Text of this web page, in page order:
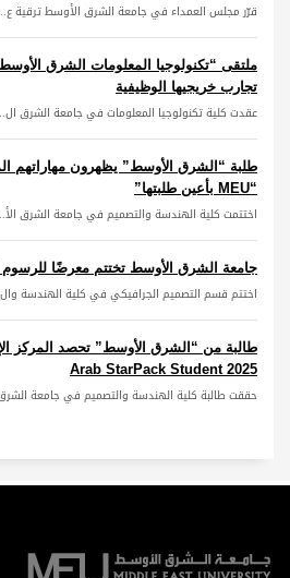
قرّر مجلس العمداء في جامعة الشرق الأوسط ترقية
ملتقى “تكنولوجيا المعلومات الشرق
تجارب خريجيها الوظيفية
عقدت كلية تكنولوجيا المعلومات في جامعة الشرق
طلبة “الشرق الأوسط” يظهرون مهاراتهم
“MEU بأعين طلبتها”
اختتمت كلية الهندسة والتصميم في جامعة الشرق
جامعة الشرق الأوسط تختتم معرضًا للرسوم
اختتم قسم التصميم الجرافيكي في كلية الهندسة
طالبة من “الشرق الأوسط” تحصد المركز
Arab StarPack Student 2025
حققت طالبة كلية الهندسة والتصميم في جامعة